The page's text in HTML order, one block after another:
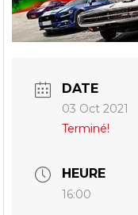
DATE
03 Oct 2021
Terminé!
HEURE
16:00